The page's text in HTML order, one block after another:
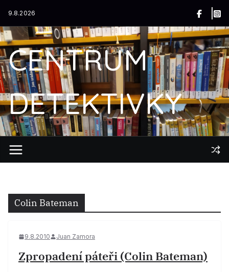
obsah
9.8.2026
CENTRUM
DETEKTIVKY
Colin Bateman
9.8.2010 Juan Zamora
Zpropadení páteři (Colin Bateman)